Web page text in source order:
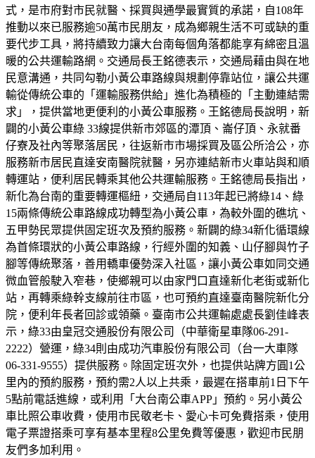
式，是市府對市民就醫、採買與通學最實質的承諾，自108年
推動以來已服務逾50萬市民朋友，成為鄉親生活不可或缺的重
要代步工具，將持續致力讓大台南每個角落都能享有綿密且溫
暖的公共運輸路網。交通局長王銘德表示，交通局藉由與在地
民意溝通，共同勾勒小黃公車路線與規劃停靠站位，讓公共運
輸從傳統公車的「運輸服務供給」進化為積極的「主動連結需
求」，提供當地更便利的小黃公車服務。王銘德局長說明，新
闢的小黃公車綠 33線提供新市郊區的潭頂、崙仔頂、永就番
仔寮及社內等聚落居民，往返新市市場採買及區公所洽公，亦
服務新市居民直達安南醫院就醫，另亦連結新市火車站與和順
轉運站，便利居民轉乘其他公共運輸服務。王銘德局長指出，
新化為台南的重要轉運樞紐，交通局自113年起已將綠14、綠
15兩條傳統公車路線成功轉型為小黃公車，為較外圍的礁坑、
五甲勢民眾提供固定班次及預約服務。新闢的綠34新化循環線
為首條環狀的小黃公車路線，行經外圍的知義、山仔腳與竹子
腳等傳統聚落，善用轎車優勢深入社區，讓小黃公車如同交通
微血管般駛入窄巷，使鄉親可以由家門口直達新化老街或新化
站，再轉乘綠幹支線前往市區，也可預約直達臺南醫院新化分
院，便利年長者回診或領藥。臺南市公共運輸處處長劉佳峰表
示，綠33由皇冠交通股份有限公司（中華衛星車隊06-291-
2222）營運，綠34則由成功汽車股份有限公司（台一大車隊
06-331-9555）提供服務。除固定班次外，也提供站牌方圓1公
里內的預約服務，預約需2人以上共乘，最遲在搭車前1日下午
5點前電話進線，或利用「大台南公車APP」預約。另小黃公
車比照公車收費，使用市民敬老卡、愛心卡可免費搭乘，使用
電子票證搭乘可享有基本里程8公里免費等優惠，歡迎市民朋
友們多加利用。